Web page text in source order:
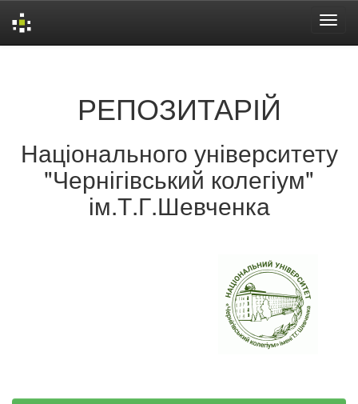
РЕПОЗИТАРІЙ
Національного університету
"Чернігівський колегіум"
ім.Т.Г.Шевченка